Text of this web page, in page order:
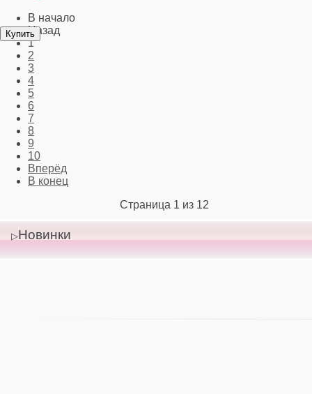
В начало
Назад
1
2
3
4
5
6
7
8
9
10
Вперёд
В конец
Страница 1 из 12
Новинки